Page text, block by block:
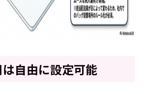
自由に設定可能